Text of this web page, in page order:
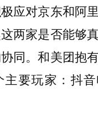
应对京东和阿
两家是否能够
同。和美团抱
主要玩家：抖